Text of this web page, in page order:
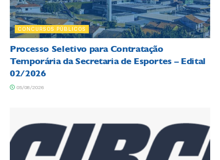
CONCURSOS PÚBLICOS
Processo Seletivo para Contratação
Temporária da Secretaria de Esportes – Edital
02/2026
05/08/2026